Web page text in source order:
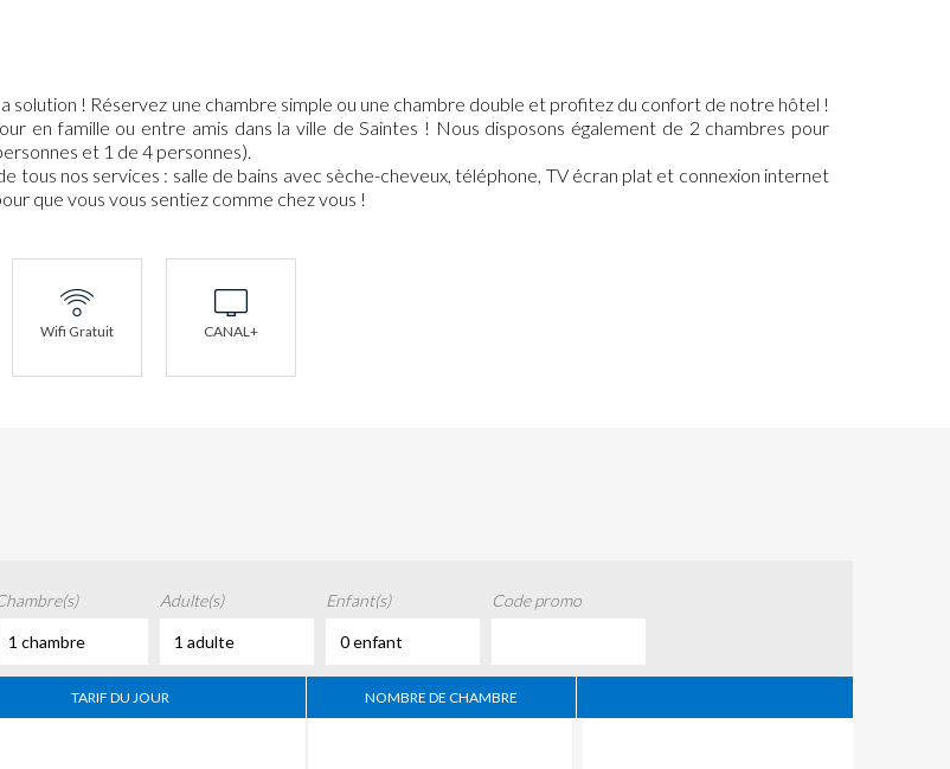
solution ! Réservez une chambre simple ou une chambre double et profitez du confort de notre hôtel !
en famille ou entre amis dans la ville de Saintes ! Nous disposons également de 2 chambres pour
et 1 de 4 personnes).
tous nos services : salle de bains avec sèche-cheveux, téléphone, TV écran plat et connexion internet
que vous vous sentiez comme chez vous !
Wifi Gratuit CANAL+
1 chambre
Adulte(s)
1 adulte
Enfant(s)
0 enfant
Code promo
TARIF DU JOUR NOMBRE DE CHAMBRE